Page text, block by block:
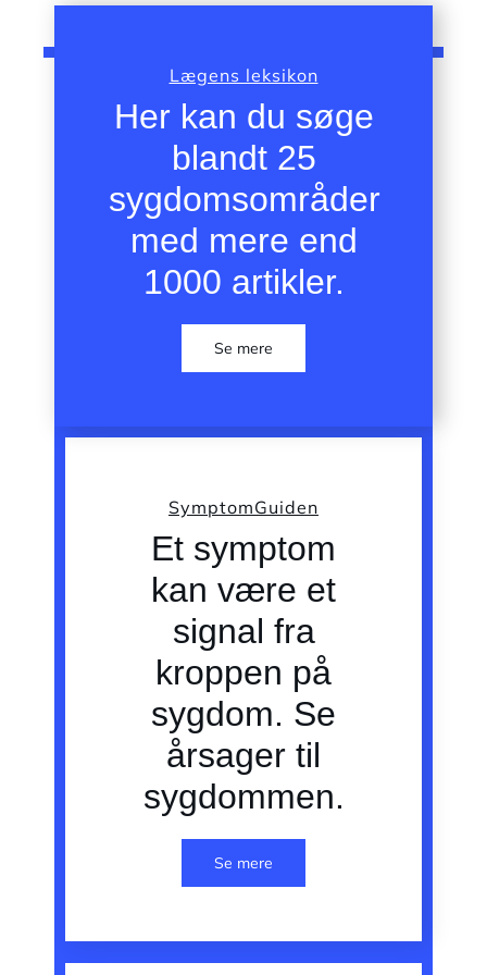
Lægens leksikon
Her kan du søge
blandt 25
sygdomsområder
med mere end
1000 artikler.
Se mere
SymptomGuiden
Et symptom
kan være et
signal fra
kroppen på
sygdom. Se
årsager til
sygdommen.
Se mere